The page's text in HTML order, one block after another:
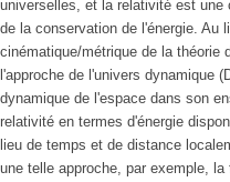
universelles, et la relativité est une
de la conservation de l'énergie. Au
cinématique/métrique de la théorie
l'approche de l'univers dynamique
dynamique de l'espace dans son
relativité en termes d'énergie
lieu de temps et de distance
une telle approche, par exemple, la